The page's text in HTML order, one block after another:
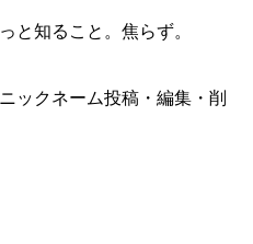
と知ること。焦らず。
ックネーム投稿・編集・削